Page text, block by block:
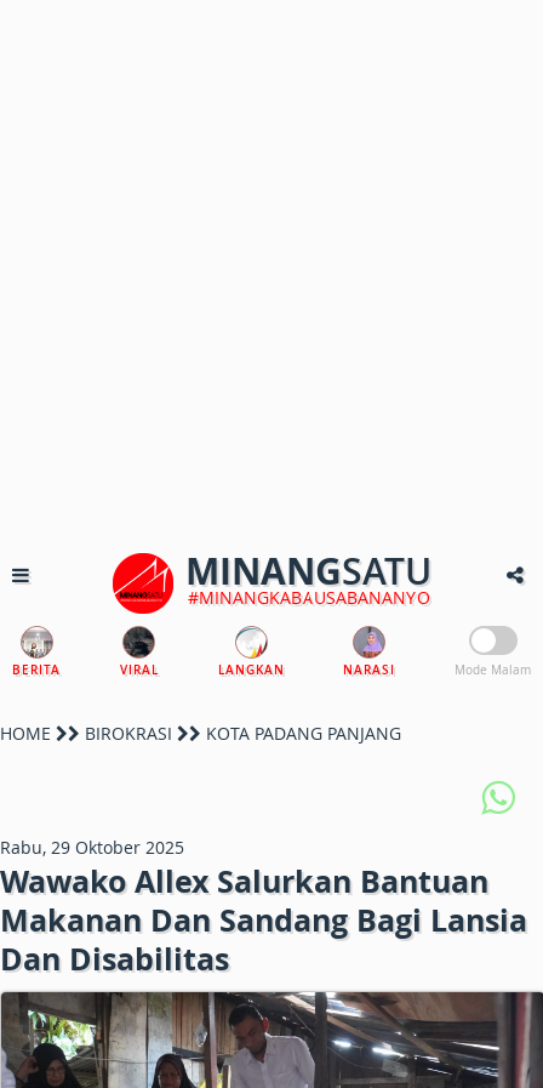
MINANGSATU
#MINANGKABAUSABANANYO
BERITA VIRAL LANGKAN NARASI Mode Malam
HOME BIROKRASI KOTA PADANG PANJANG
Rabu, 29 Oktober 2025
Wawako Allex Salurkan Bantuan
Makanan Dan Sandang Bagi Lansia
Dan Disabilitas